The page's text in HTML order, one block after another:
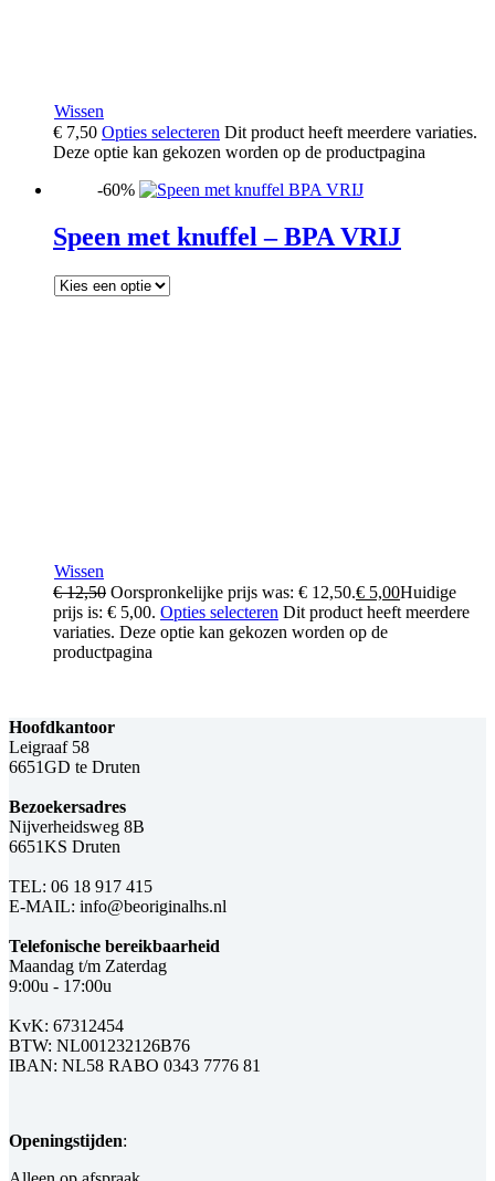
Wissen
€ 7,50 Opties selecteren Dit product heeft meerdere variaties.
Deze optie kan gekozen worden op de productpagina
-60%
Speen met knuffel – BPA VRIJ
Wissen
€12,50 Oorspronkelijke prijs was: € 12,50.€ 5,00Huidige
prijs is: € 5,00. Opties selecteren Dit product heeft meerdere
variaties. Deze optie kan gekozen worden op de
productpagina
Hoofdkantoor
Leigraaf 58
6651GD te Druten
Bezoekersadres
Nijverheidsweg 8B
6651KS Druten
TEL: 06 18 917 415
E-MAIL: info@beoriginalhs.nl
Telefonische bereikbaarheid
Maandag t/m Zaterdag
9:00u - 17:00u
KvK: 67312454
BTW: NL001232126B76
IBAN: NL58 RABO 0343 7776 81
Openingstijden: